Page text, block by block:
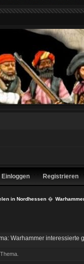
Einloggen Registrieren
in Nordhessen�
Warhammer interessierte